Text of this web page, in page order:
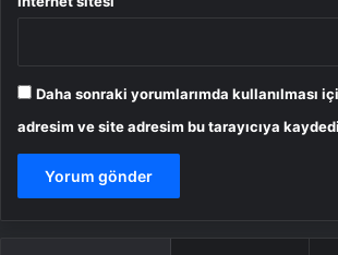
Daha sonraki yorumlarımda kullanılması
adresim ve site adresim bu tarayıcıya